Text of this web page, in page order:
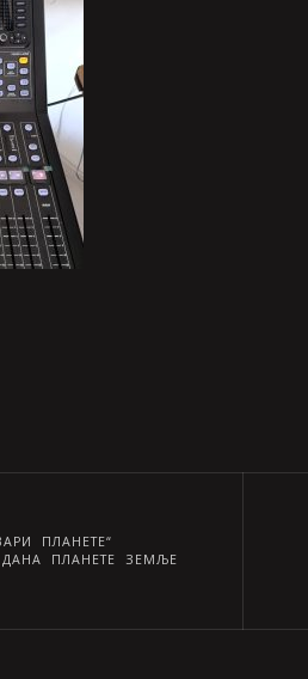
ПЛАНЕТЕ“
ПЛАНЕТЕ ЗЕМЉЕ